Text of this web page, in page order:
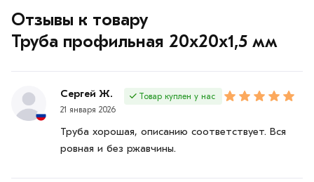
Отзывы к товару
Труба профильная 20х20х1,5 мм
Сергей Ж.
21 января 2026
Товар куплен у нас
Труба хорошая, описанию соответствует. Вся
ровная и без ржавчины.